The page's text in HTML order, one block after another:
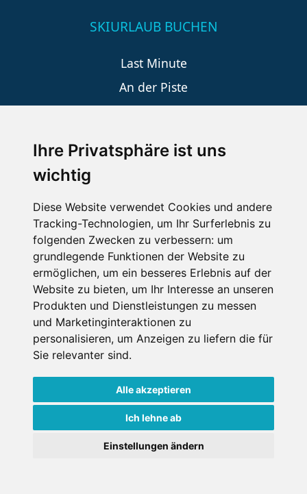
Ihre Privatsphäre ist uns
wichtig
Diese Website verwendet Cookies und andere
Tracking-Technologien, um Ihr Surferlebnis zu
folgenden Zwecken zu verbessern: um
grundlegende Funktionen der Website zu
ermöglichen, um ein besseres Erlebnis auf der
Website zu bieten, um Ihr Interesse an unseren
Produkten und Dienstleistungen zu messen
und Marketinginteraktionen zu
personalisieren, um Anzeigen zu liefern die für
Sie relevanter sind.
Alle akzeptieren
Ich lehne ab
Einstellungen ändern
SKIURLAUB BUCHEN
Last Minute
An der Piste
SCHNEEHÖHEN SKI APP
Die Schneehoehen Ski APP für iOS und Android - Ein
Muss für alle Wintersportler und Schneefreaks!
Nutzungsbedingungen
Kontakt
Portale
FAQ Newsletter Mediadaten
Copyright ©2026 Schneemenschen GmbH